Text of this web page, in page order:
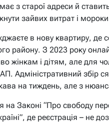
з старої адреси й
зайвих витрат і
в нову квартиру, де
району. З 2023 року
жінкам і дітям, але для
Адміністративний збір
на тиждень, але з
на Законі “Про свободу
де реєстрація – не